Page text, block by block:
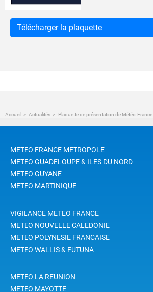
Télécharger la plaquette
Accueil Actualités Plaquette de présentation de Météo-France
METEO FRANCE METROPOLE
METEO GUADELOUPE & ILES DU NORD
METEO GUYANE
METEO MARTINIQUE
VIGILANCE METEO FRANCE
METEO NOUVELLE CALEDONIE
METEO POLYNESIE FRANCAISE
METEO WALLIS & FUTUNA
METEO LA REUNION
METEO MAYOTTE